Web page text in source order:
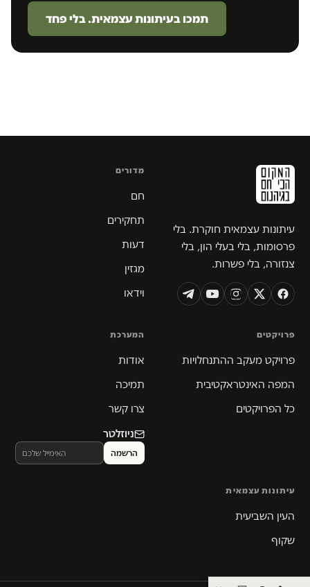
תמכו בעיתונות עצמאית. בלי פחד
עיתונות עצמאית חוקרת. בלי
פרסומות, בלי בעלי הון, בלי
צנזורה, בלי פשרות.
מדורים
חם
תחקירים
דעות
מגזין
וידאו
פרויקטים
פרויקט מעקב ההתנחלויות
המפה האינטראקטיבית
כל הפרויקטים
המערכת
אודות
תמיכה
צרו קשר
ניוזלטר
עיתונות עצמאית
העין השביעית
שקוף